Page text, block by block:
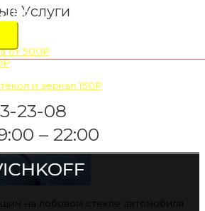
Услуги
от 500₽
и зеркал150₽
23-08
– 22:00
на лобовом стекле автомобиля